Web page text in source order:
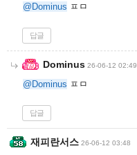
@Dominus ㅍㅁ
답글
Dominus 26-06-12 02:49
@Dominus ㅍㅁ
답글
재피란서스 26-06-12 03:48